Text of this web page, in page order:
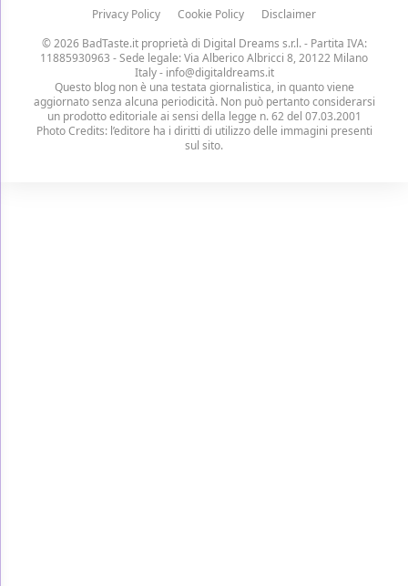
Privacy Policy Cookie Policy
Disclaimer
© 2026 BadTaste.it proprietà di Digital Dreams s.r.l.- Partita IVA:
11885930963 - Sede legale: Via Alberico Albricci 8, 20122 Milano
Italy - info@digitaldreams.it
Questo blog non è una testata giornalistica, in quanto viene
aggiornato senza alcuna periodicità. Non può pertanto considerarsi
un prodotto editoriale ai sensi della legge n. 62 del 07.03.2001
Photo Credits: l’editore ha i diritti di utilizzo delle immagini presenti
sul sito.